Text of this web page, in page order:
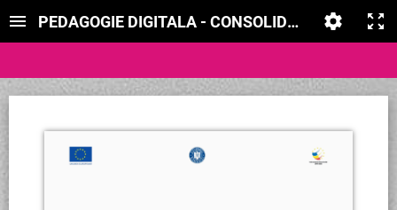
PEDAGOGIE DIGITALA - CONSOLIDARE Ș